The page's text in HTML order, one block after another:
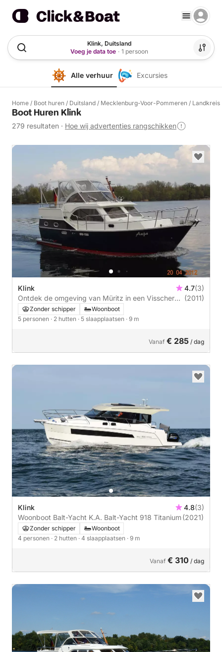
Klink, Duitsland
Voeg je data toe · 1 persoon
Alle verhuur Excursies
Home / Boot huren / Duitsland / Mecklenburg-Voor-Pommeren / Landkreis
Boot Huren Klink
279 resultaten · Hoe wij advertenties rangschikken
Klink 4.7(3)
Ontdek de omgeving van Müritz in een Visscher
Yac
(2011)
Zonder schipper
Woonboot
5 personen · 2 hutten · 5 slaapplaatsen · 9 m
Vanaf € 285 / dag
Klink 4.8(3)
Woonboot Balt-Yacht K.A. Balt-Yacht 918 Titanium(2021)
Zonder schipper
Woonboot
4 personen · 2 hutten · 4 slaapplaatsen · 9 m
Vanaf € 310 / dag